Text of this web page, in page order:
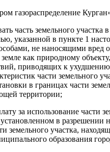
газораспределение
часть земельного участка в
указанной в пункте 1
не наносящими вред
как природному объекту,
приводящих к ухудшению
части земельного
в границах части
территории;
за использование части
в разрешении
земельного участка,
образования